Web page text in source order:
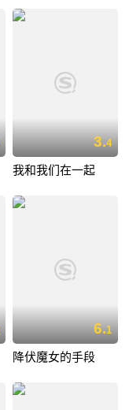
3.4
我和我们在一起
6.1
降伏魔女的手段